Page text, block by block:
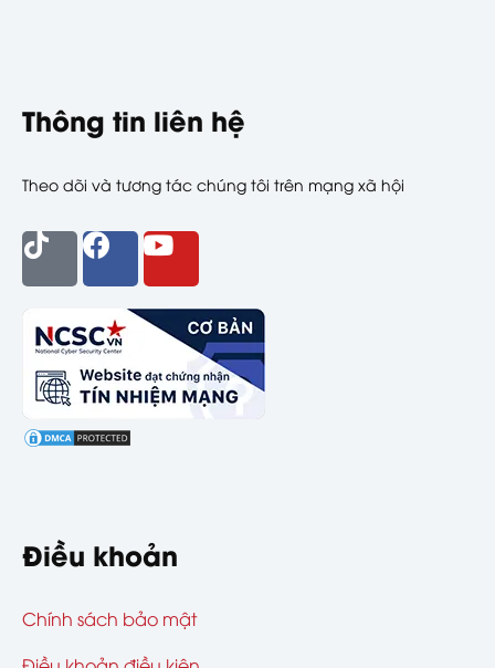
Thông tin liên hệ
Theo dõi và tương tác chúng tôi trên mạng xã hội
Điều khoản
Chính sách bảo mật